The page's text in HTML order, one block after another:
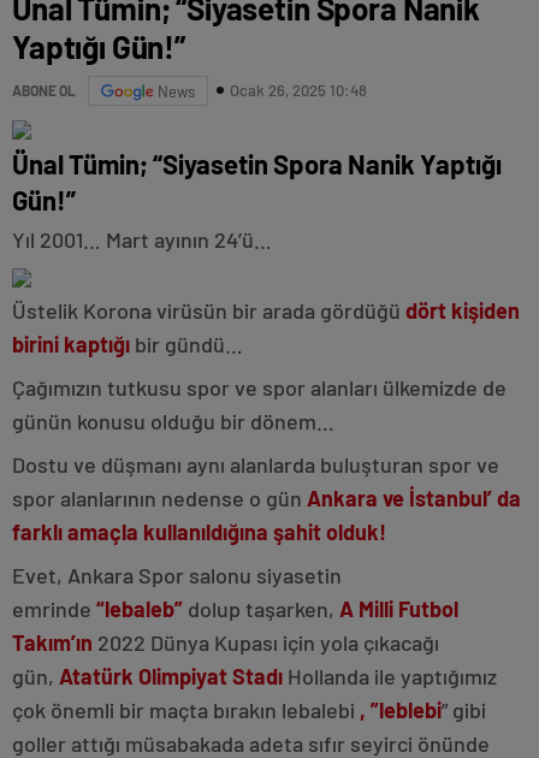
Ünal Tümin; “Siyasetin Spora Nanik
Yaptığı Gün!”
ABONE OL News Ocak 26, 2025 10:48
Ünal Tümin; “Siyasetin Spora Nanik Yaptığı
Gün!”
Yıl 2001… Mart ayının 24’ü…
Üstelik Korona virüsün bir arada gördüğü dört kişiden
birini kaptığı bir gündü…
Çağımızın tutkusu spor ve spor alanları ülkemizde de
günün konusu olduğu bir dönem…
Dostu ve düşmanı aynı alanlarda buluşturan spor ve
spor alanlarının nedense o gün Ankara ve İstanbul’ da
farklı amaçla kullanıldığına şahit olduk!
Evet, Ankara Spor salonu siyasetin
emrinde “lebaleb” dolup taşarken, A Milli Futbol
Takım’ın 2022 Dünya Kupası için yola çıkacağı
gün, Atatürk Olimpiyat Stadı Hollanda ile yaptığımız
çok önemli bir maçta bırakın lebalebi , ”leblebi” gibi
goller attığı müsabakada adeta sıfır seyirci önünde